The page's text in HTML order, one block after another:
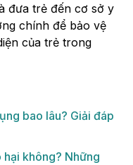
đưa trẻ đến cơ sở y
chính để bảo vệ
của trẻ trong
bao lâu? Giải đáp
hại không? Những